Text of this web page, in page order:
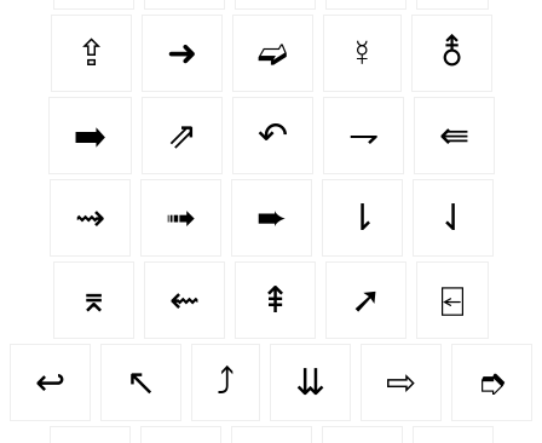
⇪ ➜ ➫ ☿ ⚨
➡️ ⇗ ↶ ⇁ ⇚
⇝ ➟ ➨ ⇂ ⇃
⌆ ⇜ ⇞ ➚ ⍇
↩️ ↖️ ⤴️ ⇊ ⇨ ➮